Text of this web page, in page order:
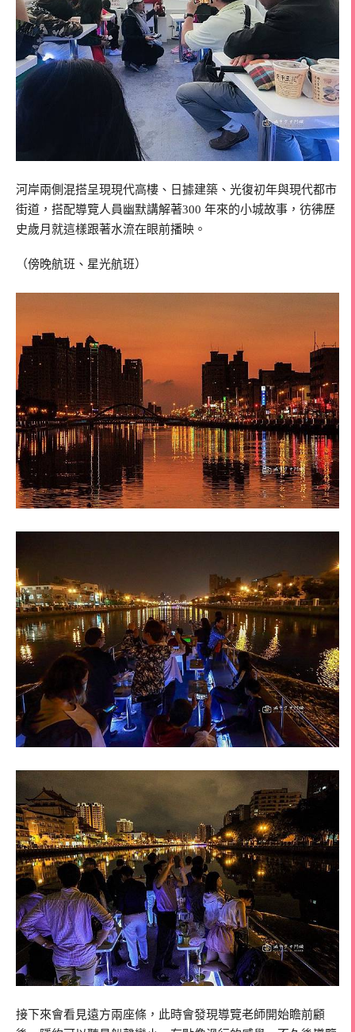
河岸兩側混搭呈現現代高樓、日據建築、光復初年與現代都市
街道，搭配導覽人員幽默講解著300 年來的小城故事，彷彿歷
史歲月就這樣跟著水流在眼前播映。
（傍晚航班、星光航班）
接下來會看見遠方兩座條，此時會發現導覽老師開始瞻前顧